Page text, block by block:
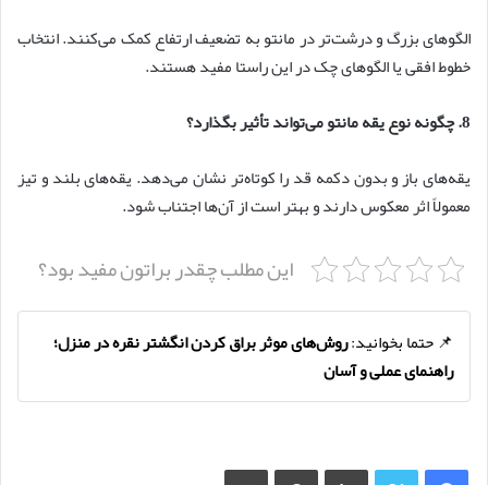
الگوهای بزرگ و درشت‌تر در مانتو به تضعیف ارتفاع کمک می‌کنند. انتخاب
خطوط افقی یا الگوهای چک در این راستا مفید هستند.
8. چگونه نوع یقه مانتو می‌تواند تأثیر بگذارد؟
یقه‌های باز و بدون دکمه قد را کوتاه‌تر نشان می‌دهد. یقه‌های بلند و تیز
معمولاً اثر معکوس دارند و بهتر است از آن‌ها اجتناب شود.
این مطلب چقدر براتون مفید بود؟
📌 حتما بخوانید:روش‌های موثر براق کردن انگشتر نقره در منزل؛
راهنمای عملی و آسان
فیس بوک X لینکدین ‫پین‌ترست